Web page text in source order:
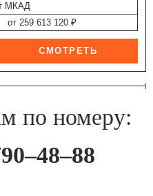
МКАД
от 259 613 120 ₽
по номеру: